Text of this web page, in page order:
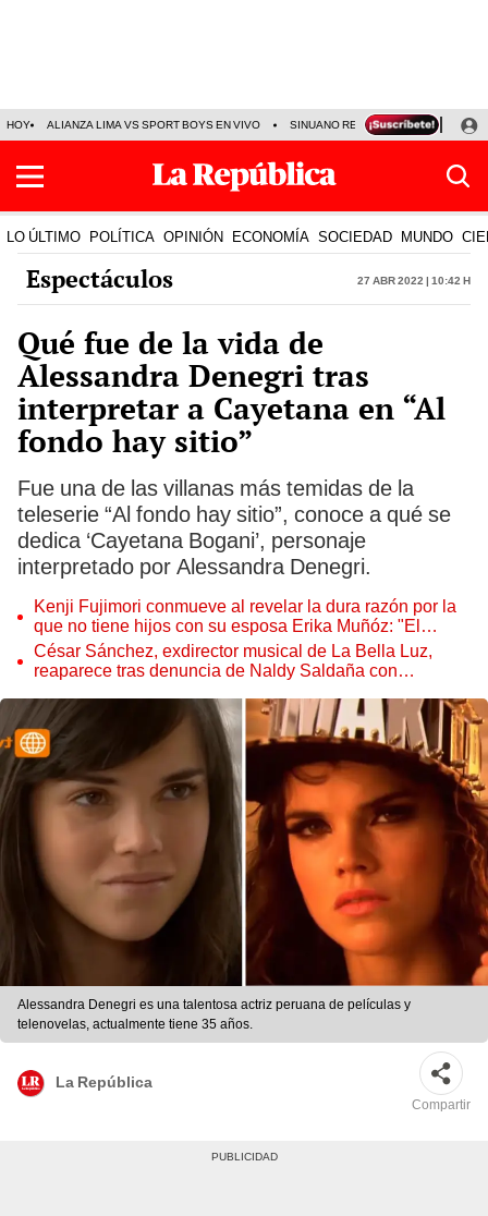
HOY ALIANZA LIMA VS SPORT BOYS EN VIVO SINUANO RESULTADOS HOY
LO ÚLTIMO POLÍTICA OPINIÓN ECONOMÍA SOCIEDAD MUNDO
Espectáculos 27 Abr 2022 | 10:42 h
Qué fue de la vida de
Alessandra Denegri tras
interpretar a Cayetana en “Al
fondo hay sitio”
Fue una de las villanas más temidas de la
teleserie “Al fondo hay sitio”, conoce a qué se
dedica ‘Cayetana Bogani’, personaje
interpretado por Alessandra Denegri.
Kenji Fujimori conmueve al revelar la dura razón por la
que no tiene hijos con su esposa Erika Muñóz: "El
proceso judicial"
César Sánchez, exdirector musical de La Bella Luz,
reaparece tras denuncia de Naldy Saldaña con
Alessandra Denegri es una talentosa actriz peruana de películas y
telenovelas, actualmente tiene 35 años.
La República
Compartir